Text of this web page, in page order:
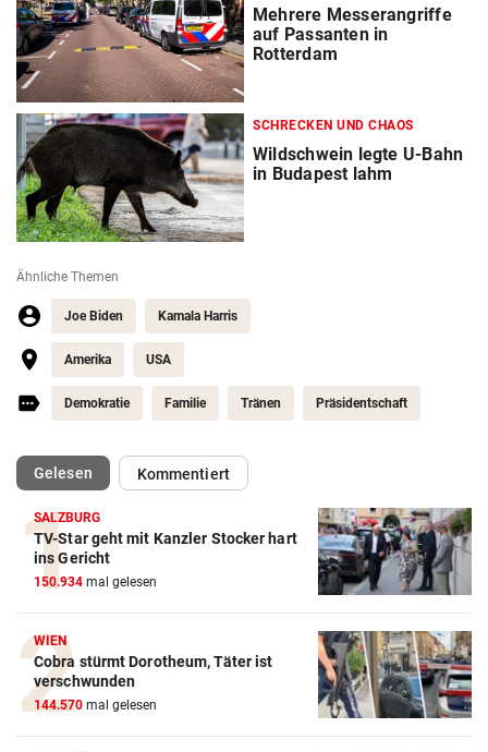
Mehrere Messerangriffe
auf Passanten in
Rotterdam
SCHRECKEN UND CHAOS
Wildschwein legte U-Bahn
in Budapest lahm
Ähnliche Themen
Joe Biden Kamala Harris
Amerika USA
Demokratie Familie Tränen Präsidentschaft
Gelesen(ausgewählt)Kommentiert
SALZBURG
TV-Star geht mit Kanzler Stocker hart
ins Gericht
150.934 mal gelesen
WIEN
Cobra stürmt Dorotheum, Täter ist
verschwunden
144.570 mal gelesen